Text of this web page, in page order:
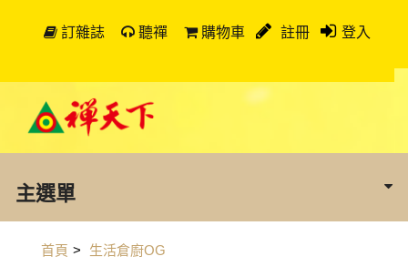
訂雜誌 聽禪 購物車 註冊 登入
主選單
首頁 > 生活倉廚OG